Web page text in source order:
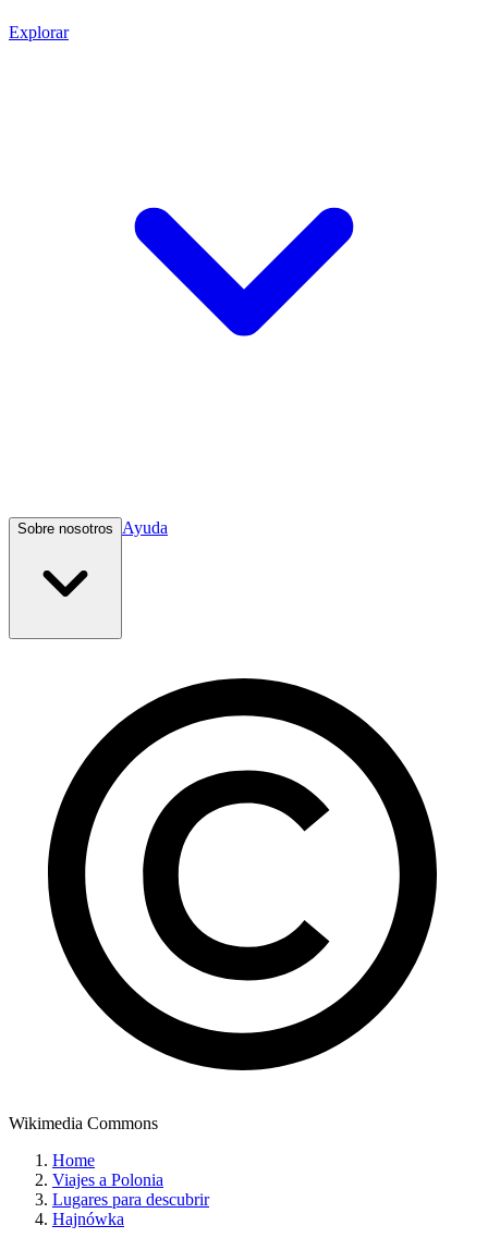
Explorar
Sobre nosotros Ayuda
Wikimedia Commons
Home
Viajes a Polonia
Lugares para descubrir
Hajnówka